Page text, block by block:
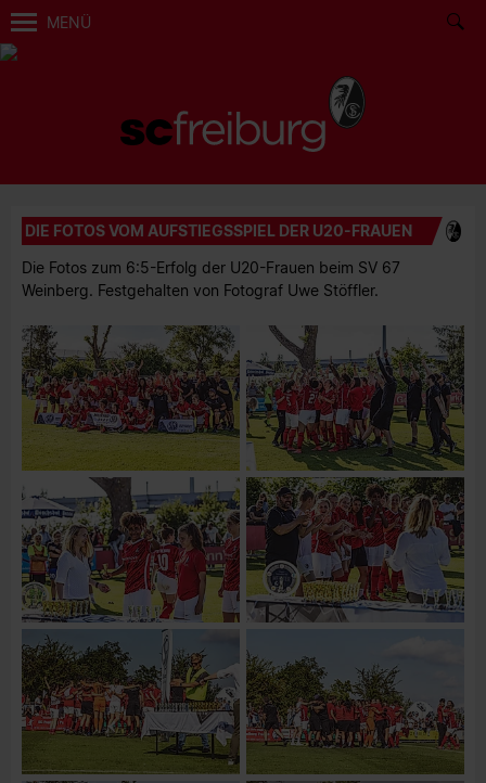
MENÜ
DIE FOTOS VOM AUFSTIEGSSPIEL DER U20-FRAUEN
Die Fotos zum 6:5-Erfolg der U20-Frauen beim SV 67
Weinberg. Festgehalten von Fotograf Uwe Stöffler.